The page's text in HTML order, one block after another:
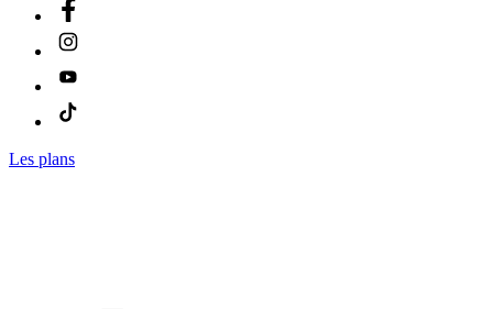
Les plans